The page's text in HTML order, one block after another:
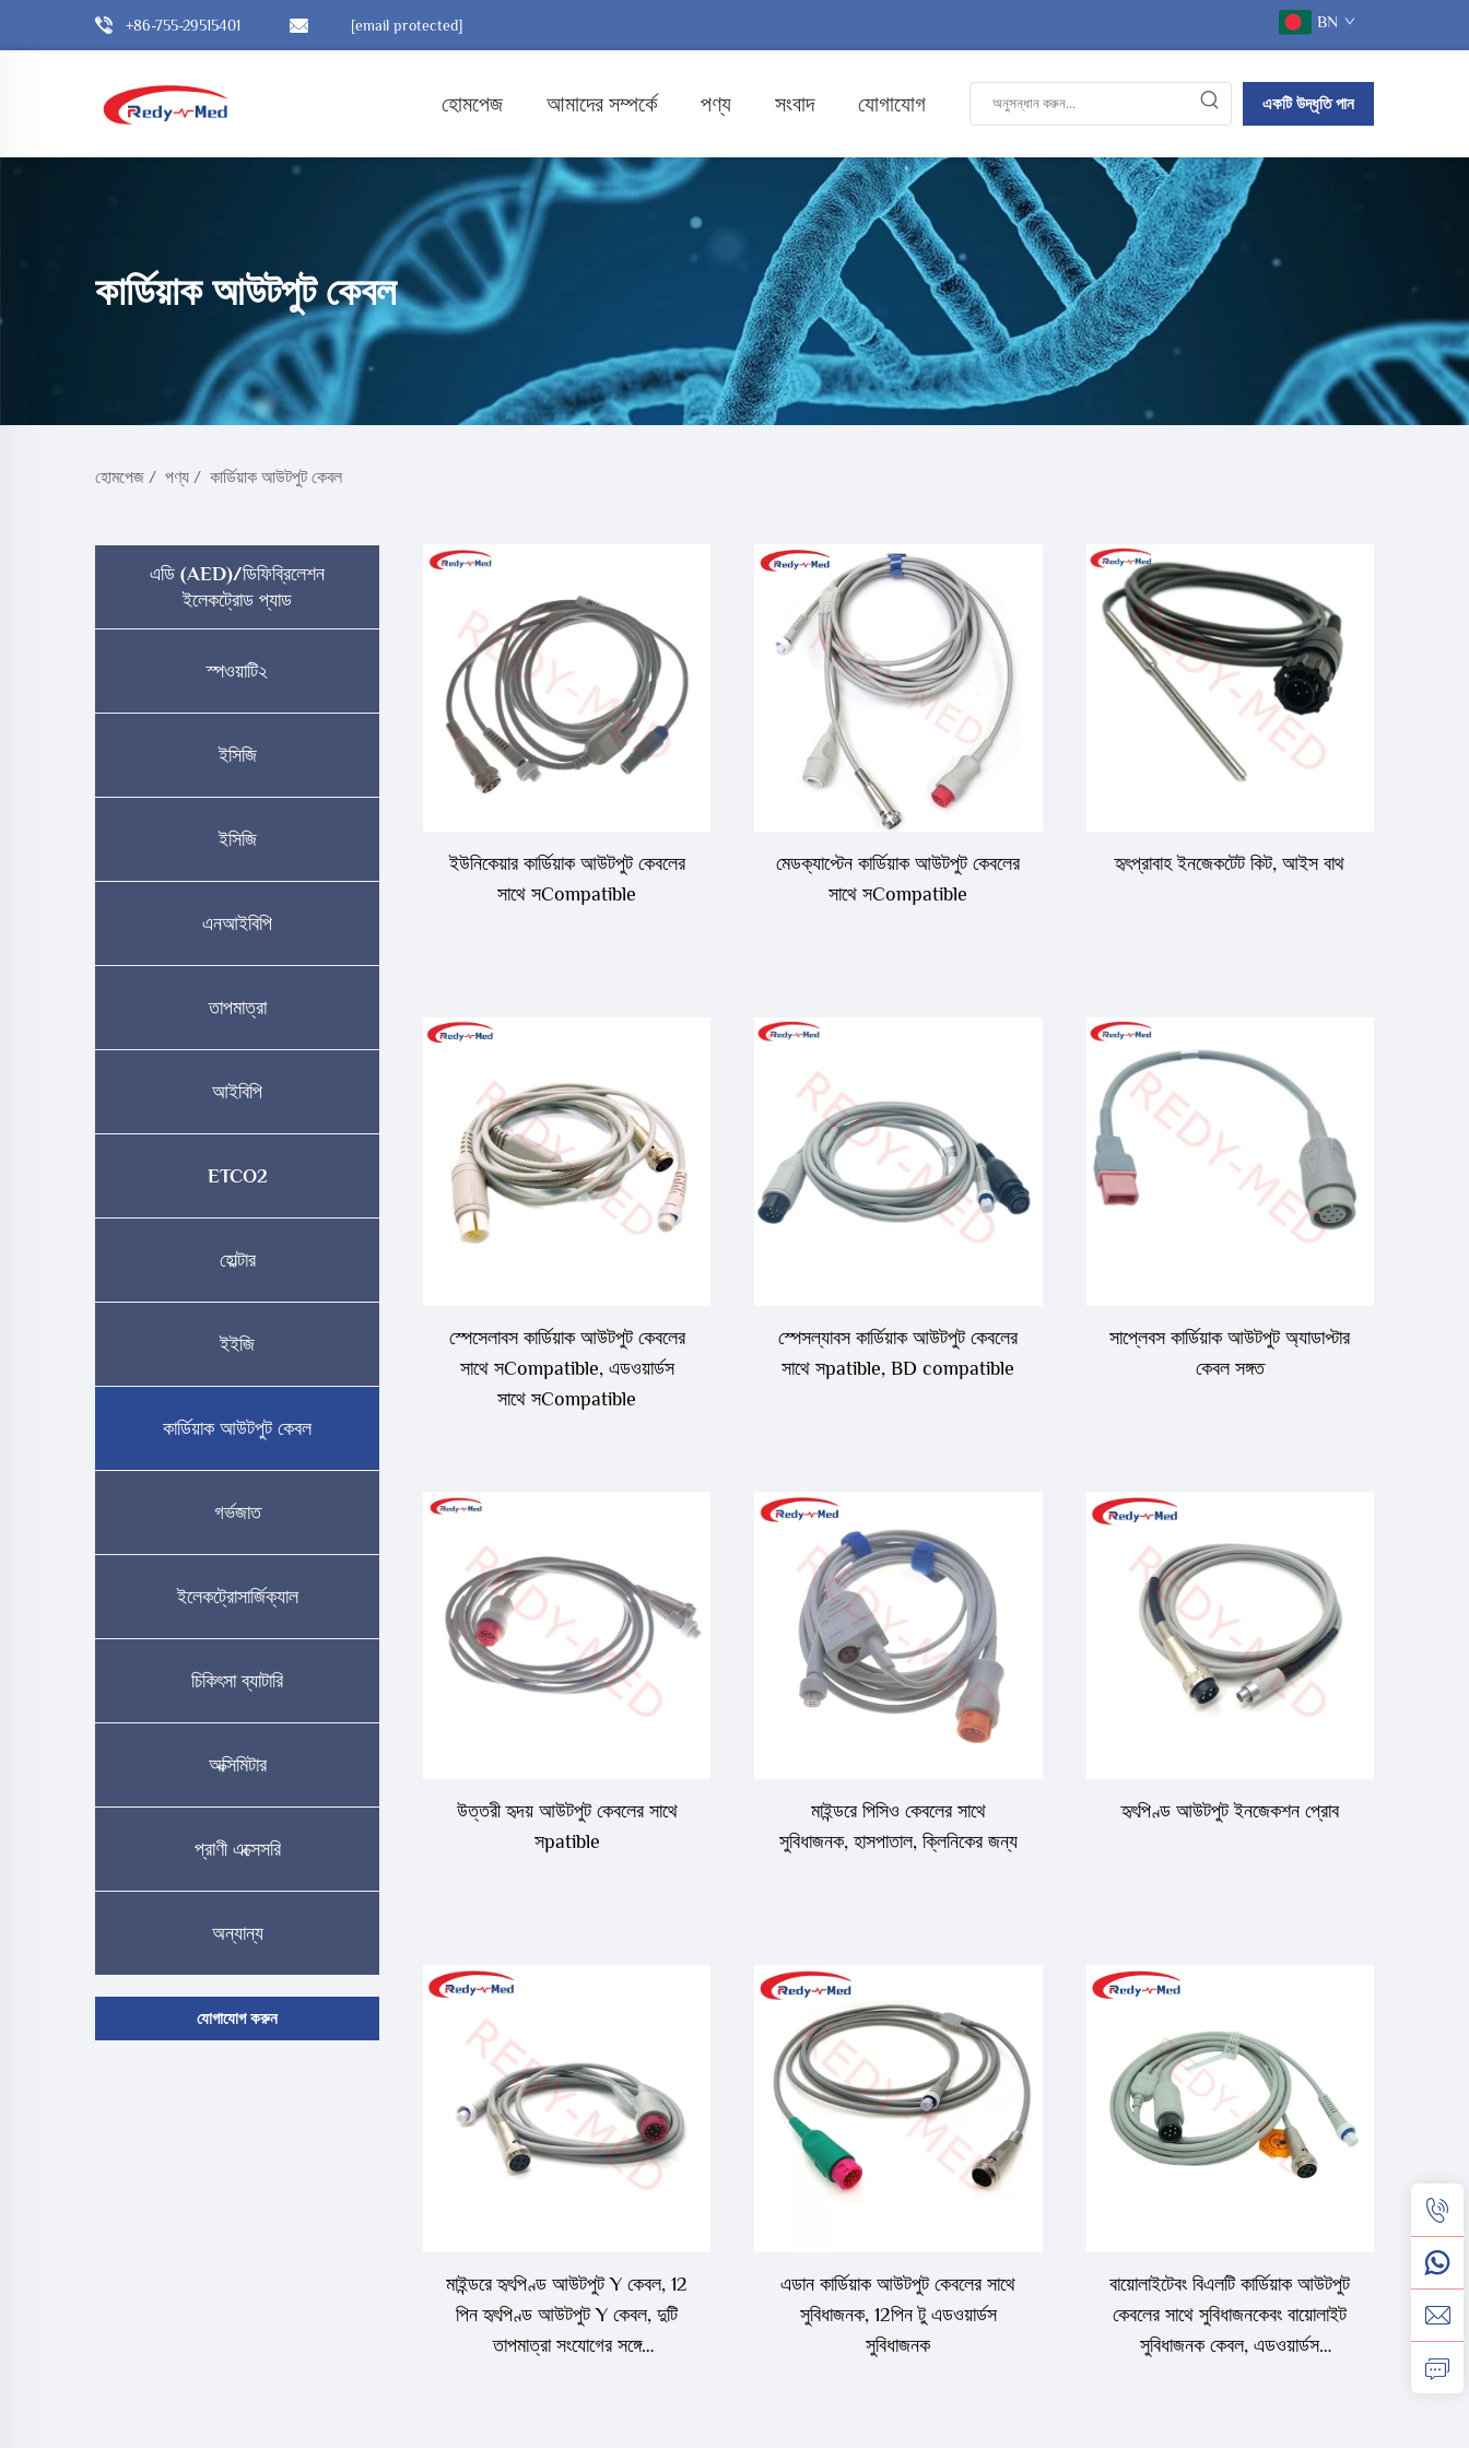
+86-755-29515401 [email protected] BN
হোমপেজ আমাদের সম্পর্কে পণ্য সংবাদ যোগাযোগ একটি উদ্ধৃতি পান
কার্ডিয়াক আউটপুট কেবল
হোমপেজ / পণ্য / কার্ডিয়াক আউটপুট কেবল
এডি (AED)/ডিফিব্রিলেশন
ইলেকট্রোড প্যাড
স্পওয়াটি২
ইসিজি
ইসিজি
এনআইবিপি
তাপমাত্রা
আইবিপি
ETCO2
হোল্টার
ইইজি
কার্ডিয়াক আউটপুট কেবল
গর্ভজাত
ইলেকট্রোসার্জিক্যাল
চিকিৎসা ব্যাটারি
অক্সিমিটার
প্রাণী এক্সেসরি
অন্যান্য
যোগাযোগ করুন
ইউনিকেয়ার কার্ডিয়াক আউটপুট কেবলের
সাথে সCompatible
মেডক্যাপ্টেন কার্ডিয়াক আউটপুট কেবলের
সাথে সCompatible
হৃৎপ্রাবাহ ইনজেকটেট কিট, আইস বাথ
স্পেসেলাবস কার্ডিয়াক আউটপুট কেবলের
সাথে সCompatible, এডওয়ার্ডস
সাথে সCompatible
স্পেসল্যাবস কার্ডিয়াক আউটপুট কেবলের
সাথে সpatible, BD compatible
সাপ্লেবস কার্ডিয়াক আউটপুট অ্যাডাপ্টার
কেবল সঙ্গত
উত্তরী হৃদয় আউটপুট কেবলের সাথে
সpatible
মাইন্ডরে পিসিও কেবলের সাথে
সুবিধাজনক, হাসপাতাল, ক্লিনিকের জন্য
হৃৎপিণ্ড আউটপুট ইনজেকশন প্রোব
মাইন্ডরে হৃৎপিণ্ড আউটপুট Y কেবল, 12
পিন হৃৎপিণ্ড আউটপুট Y কেবল, দুটি
তাপমাত্রা সংযোগের সঙ্গে
এডান কার্ডিয়াক আউটপুট কেবলের সাথে
সুবিধাজনক, 12পিন টু এডওয়ার্ডস
সুবিধাজনক
বায়োলাইটেবং বিএলটি কার্ডিয়াক আউটপুট
কেবলের সাথে সুবিধাজনকেবং বায়োলাইট
সুবিধাজনক কেবল, এডওয়ার্ডস